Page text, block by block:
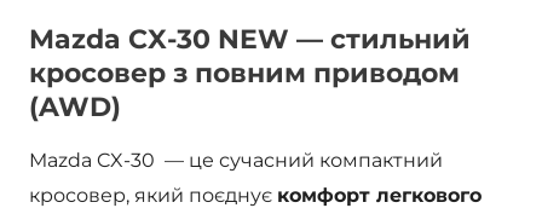
Mazda CX-30 NEW — стильний
кросовер з повним приводом
(AWD)
Mazda CX-30 — це сучасний компактний
кросовер, який поєднує комфорт легкового